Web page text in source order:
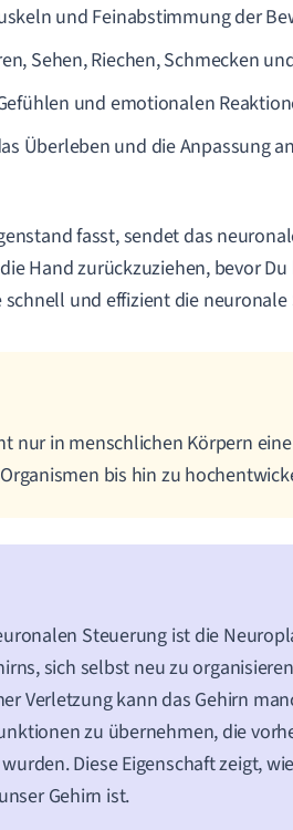
und Feinabstimmung der
Sehen, Riechen, Schmecken
und emotionalen
Überleben und die Anpassung
fasst, sendet das
Hand zurückzuziehen, bevor
schnell und effizient die
nur in menschlichen Körpern
bis hin zu
Steuerung ist die
sich selbst neu zu
Verletzung kann das Gehirn
zu übernehmen, die
Diese Eigenschaft zeigt, wie
Gehirn ist.